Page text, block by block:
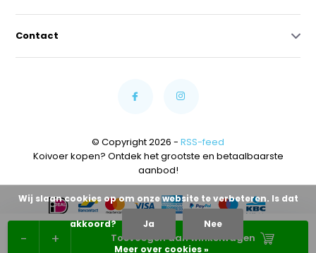
+
- Toevoegen aan winkelwagen
Contact
© Copyright 2026 - RSS-feed
Koivoer kopen? Ontdek het grootste en betaalbaarste
aanbod!
Wij slaan cookies op om onze website te verbeteren. Is dat
akkoord? Ja Nee
Meer over cookies »